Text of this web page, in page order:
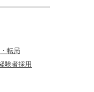
転局
験者採用